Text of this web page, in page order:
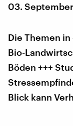
03.
Die Themen
Bio-
Böden +++
Blick kann